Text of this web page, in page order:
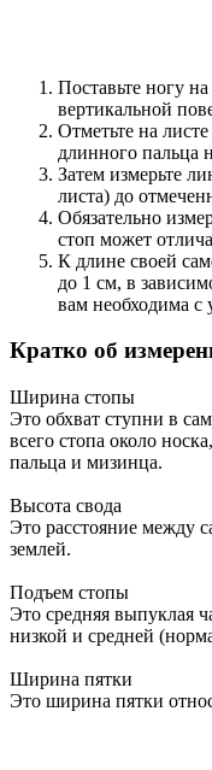
Поставьте ногу
вертикальной
Отметьте на
длинного пальца
Затем измерьте
листа) до
Обязательно
стоп может
К длине своей
до 1 см, в
вам необходима с
Кратко об
Ширина стопы
Это обхват ступни в
всего стопа около
пальца и мизинца.
Высота свода
Это расстояние между
землей.
Подъем стопы
Это средняя выпуклая
низкой и средней
Ширина пятки
Это ширина пятки